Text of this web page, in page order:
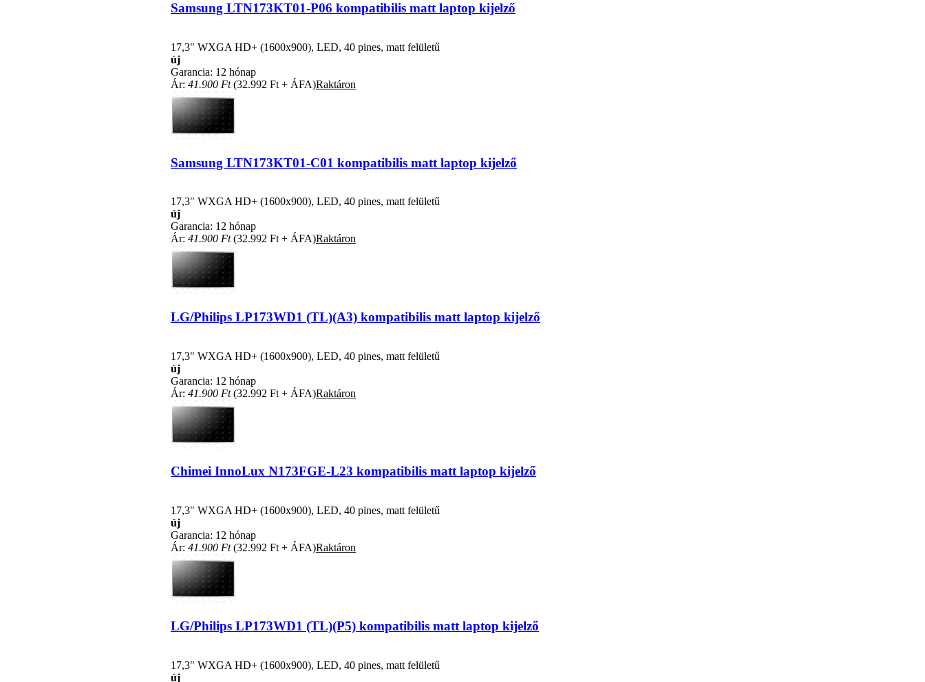
Samsung LTN173KT01-P06 kompatibilis matt laptop kijelző
17,3" WXGA HD+ (1600x900), LED, 40 pines, matt felületű
új
Garancia: 12 hónap
Ár: 41.900 Ft(32.992 Ft + ÁFA)Raktáron
Samsung LTN173KT01-C01 kompatibilis matt laptop kijelző
17,3" WXGA HD+ (1600x900), LED, 40 pines, matt felületű
új
Garancia: 12 hónap
Ár: 41.900 Ft(32.992 Ft + ÁFA)Raktáron
LG/Philips LP173WD1 (TL)(A3) kompatibilis matt laptop kijelző
17,3" WXGA HD+ (1600x900), LED, 40 pines, matt felületű
új
Garancia: 12 hónap
Ár: 41.900 Ft(32.992 Ft + ÁFA)Raktáron
Chimei InnoLux N173FGE-L23 kompatibilis matt laptop kijelző
17,3" WXGA HD+ (1600x900), LED, 40 pines, matt felületű
új
Garancia: 12 hónap
Ár: 41.900 Ft(32.992 Ft + ÁFA)Raktáron
LG/Philips LP173WD1 (TL)(P5) kompatibilis matt laptop kijelző
17,3" WXGA HD+ (1600x900), LED, 40 pines, matt felületű
új